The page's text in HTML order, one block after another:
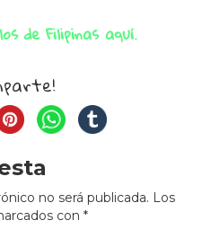
de Filipinas aquí.
no será publicada. Los
con *